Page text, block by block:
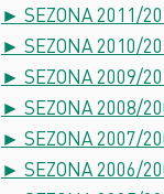
► SEZONA 2011/
► SEZONA 2010/
► SEZONA 2009/
► SEZONA 2008/
► SEZONA 2007/
► SEZONA 2006/